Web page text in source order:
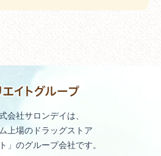
会社サロンデイは、
上場のドラッグストア
」のグループ会社です。